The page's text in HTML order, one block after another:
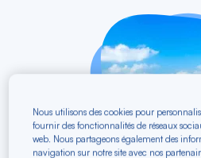
Nous utilisons des cookies pour
fournir des fonctionnalités de réseaux
web. Nous partageons également des
navigation sur notre site avec nos